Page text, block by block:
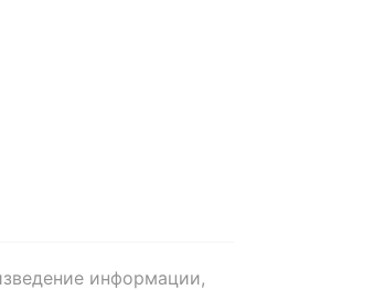
информации,